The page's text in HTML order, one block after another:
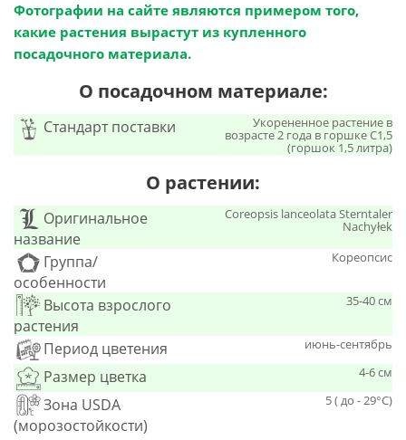
Фотографии на сайте являются примером того,
какие растения вырастут из купленного
посадочного материала.
О посадочном материале:
Стандарт поставки Укорененное растение в
возрасте 2 года в горшке C1,5
(горшок 1,5 литра)
О растении:
Оригинальное
название
Coreopsis lanceolata Sterntaler
Nachyłek
Группа/
особенности
Кореопсис
Высота взрослого
растения
35-40 см
Период цветения июнь-сентябрь
Размер цветка 4-6 см
Зона USDA
(морозостойкости)
5 ( до - 29°С)